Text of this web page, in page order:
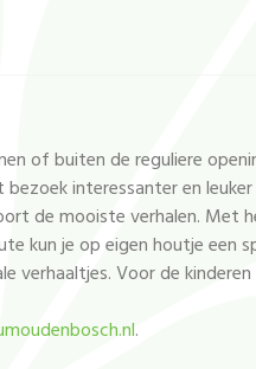
of buiten de reguliere
interessanter en
de mooiste verhalen. Met
kun je op eigen houtje een
verhaaltjes. Voor de
.